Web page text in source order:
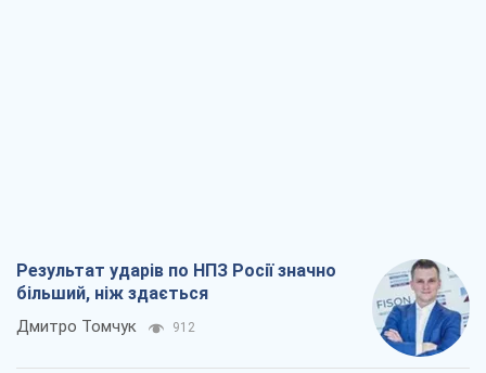
Результат ударів по НПЗ Росії значно
більший, ніж здається
Дмитро Томчук 912